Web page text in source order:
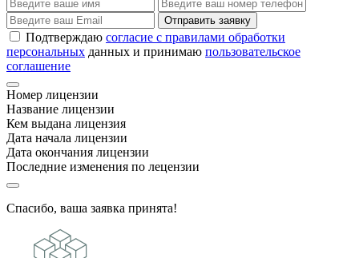
Отправить заявку
Подтверждаю согласие с правилами обработки
персональных данных и принимаю пользовательское
соглашение
Номер лицензии
Название лицензии
Кем выдана лицензия
Дата начала лицензии
Дата окончания лицензии
Последние изменения по лецензии
Спасибо, ваша заявка принята!